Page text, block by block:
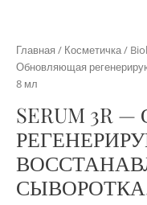
Главная / Косметичка/
Обновляющая
8 мл
SERUM